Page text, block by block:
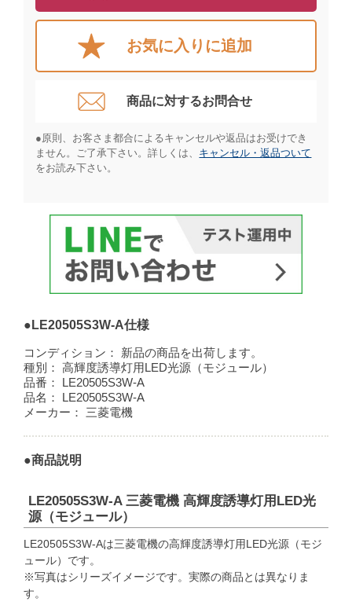
お気に入りに追加
商品に対するお問合せ​
●原則、お客さま都合によるキャンセルや返品はお受けでき
ません。ご了承下さい。詳しくは、 キャンセル・返品ついて
をお読み下さい。​
●LE20505S3W-A仕様
コンディション：
新品の商品を出荷します。
種別：
高輝度誘導灯用LED光源（モジュール）
品番：
LE20505S3W-A
品名：
LE20505S3W-A
メーカー：
三菱電機
●商品説明
LE20505S3W-A 三菱電機 高輝度誘導灯用LED光
源（モジュール）
LE20505S3W-Aは三菱電機の高輝度誘導灯用LED光源（モジ
ュール）です。
※写真はシリーズイメージです。実際の商品とは異なりま
す。